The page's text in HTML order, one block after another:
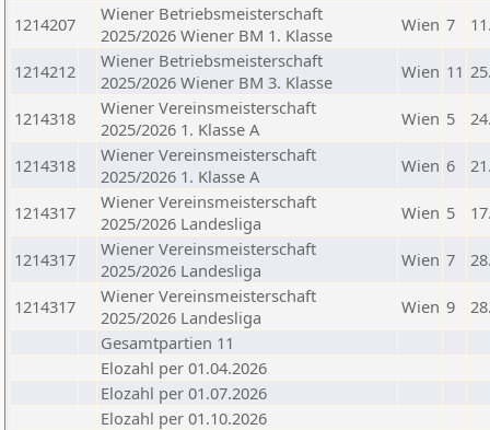
1214207
Wiener Betriebsmeisterschaft
2025/2026 Wiener BM 1. Klasse
Wien 7
1214212
Wiener Betriebsmeisterschaft
2025/2026 Wiener BM 3. Klasse
Wien 11
1214318
Wiener Vereinsmeisterschaft
2025/2026 1. Klasse A
Wien 5
1214318
Wiener Vereinsmeisterschaft
2025/2026 1. Klasse A
Wien 6
1214317
Wiener Vereinsmeisterschaft
2025/2026 Landesliga
Wien 5
1214317
Wiener Vereinsmeisterschaft
2025/2026 Landesliga
Wien 7
1214317
Wiener Vereinsmeisterschaft
2025/2026 Landesliga
Wien 9
Gesamtpartien 11
Elozahl per 01.04.2026
Elozahl per 01.07.2026
Elozahl per 01.10.2026